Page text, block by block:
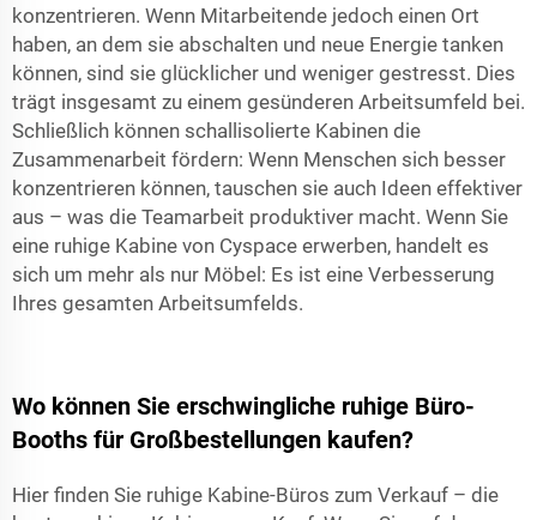
konzentrieren. Wenn Mitarbeitende jedoch einen Ort
haben, an dem sie abschalten und neue Energie tanken
können, sind sie glücklicher und weniger gestresst. Dies
trägt insgesamt zu einem gesünderen Arbeitsumfeld bei.
Schließlich können schallisolierte Kabinen die
Zusammenarbeit fördern: Wenn Menschen sich besser
konzentrieren können, tauschen sie auch Ideen effektiver
aus – was die Teamarbeit produktiver macht. Wenn Sie
eine ruhige Kabine von Cyspace erwerben, handelt es
sich um mehr als nur Möbel: Es ist eine Verbesserung
Ihres gesamten Arbeitsumfelds.
Wo können Sie erschwingliche ruhige Büro-
Booths für Großbestellungen kaufen?
Hier finden Sie ruhige Kabine-Büros zum Verkauf – die